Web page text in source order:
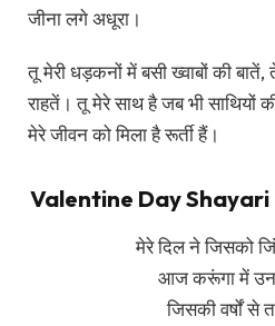
जीना लगे अधूरा।
तू मेरी धड़कनों में बसी ख्वाबों की बातें,
राहतें। तू मेरे साथ है जब भी साथियों
मेरे जीवन को मिला है रूर्ती हैं।
Valentine Day
मेरे दिल ने जिसको
आज करूंगा में
जिसकी वर्षों से